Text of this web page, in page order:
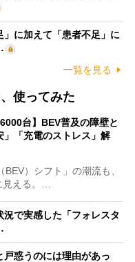
」に加えて「患者不足」に
一覧を見る
使ってみた
台】BEV普及の障壁と
」「充電のストレス」解
）シフト」の潮流も、
える。…
況で実感した「フォレスタ
惑うのには理由があっ